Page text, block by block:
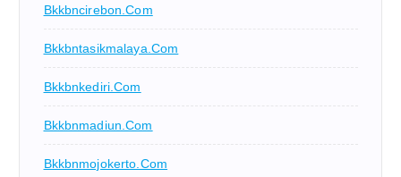
Bkkbncirebon.com
Bkkbntasikmalaya.com
Bkkbnkediri.com
Bkkbnmadiun.com
Bkkbnmojokerto.com